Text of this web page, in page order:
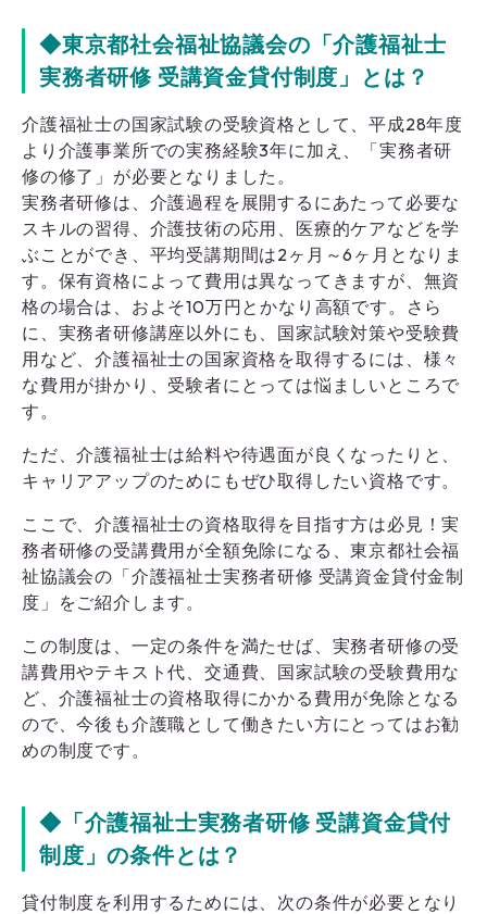
◆東京都社会福祉協議会の「介護福祉士
実務者研修 受講資金貸付制度」とは？
介護福祉士の国家試験の受験資格として、平成28年度
より介護事業所での実務経験3年に加え、「実務者研
修の修了」が必要となりました。
実務者研修は、介護過程を展開するにあたって必要な
スキルの習得、介護技術の応用、医療的ケアなどを学
ぶことができ、平均受講期間は2ヶ月～6ヶ月となりま
す。保有資格によって費用は異なってきますが、無資
格の場合は、およそ10万円とかなり高額です。さら
に、実務者研修講座以外にも、国家試験対策や受験費
用など、介護福祉士の国家資格を取得するには、様々
な費用が掛かり、受験者にとっては悩ましいところで
す。
ただ、介護福祉士は給料や待遇面が良くなったりと、
キャリアアップのためにもぜひ取得したい資格です。
ここで、介護福祉士の資格取得を目指す方は必見！実
務者研修の受講費用が全額免除になる、東京都社会福
祉協議会の「介護福祉士実務者研修 受講資金貸付金制
度」をご紹介します。
この制度は、一定の条件を満たせば、実務者研修の受
講費用やテキスト代、交通費、国家試験の受験費用な
ど、介護福祉士の資格取得にかかる費用が免除となる
ので、今後も介護職として働きたい方にとってはお勧
めの制度です。
◆「介護福祉士実務者研修 受講資金貸付
制度」の条件とは？
貸付制度を利用するためには、次の条件が必要となり